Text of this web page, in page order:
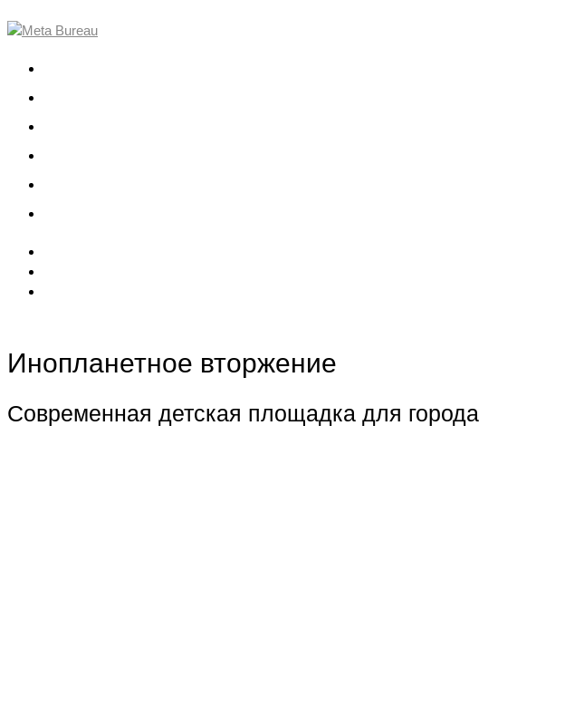
Инопланетное вторжение
Современная детская площадка для города